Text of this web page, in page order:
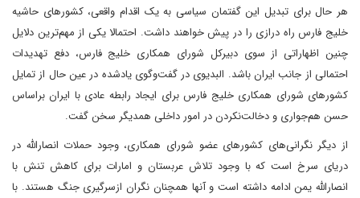
هر حال برای تبدیل این گفتمان سیاسی به یک اقدام واقعی، کشورهای حاشیه
خلیج فارس راه درازی را در پیش خواهند داشت. احتمالا یکی از مهم‌ترین دلایل
چنین اظهاراتی از سوی دبیرکل شورای همکاری خلیج فارس، دفع تهدیدات
احتمالی از جانب ایران باشد. البدیوی در گفت‌وگوی یادشده در عین حال از تمایل
کشورهای شورای همکاری خلیج فارس برای ایجاد رابطه عادی با ایران براساس
حسن هم‌جواری و دخالت‌نکردن در امور داخلی همدیگر سخن گفت.
از دیگر نگرانی‌های کشورهای عضو شورای همکاری، وجود حملات انصارالله در
دریای سرخ است که با وجود تلاش عربستان و امارات برای کاهش تنش با
انصارالله یمن ادامه داشته است و آنها همچنان نگران ازسرگیری جنگ هستند. با